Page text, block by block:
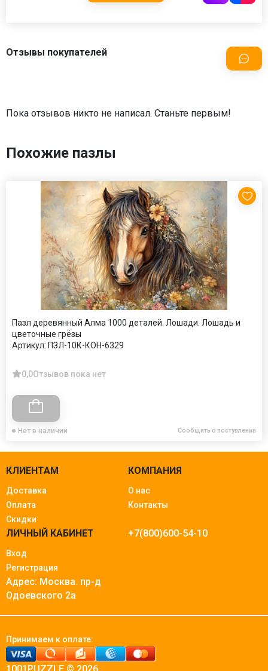
Отзывы покупателей
Пока отзывов никто не написал. Станьте первым!
Похожие пазлы
Пазл деревянный Алма 1000 деталей. Лошади. Лошадь и
цветочные грёзы
Артикул: ПЗЛ-10К-КОН-6329
0,0Отзывов пока нет
Нет в наличии Сообщить о поступлении
КЛИЕНТАМ
Доставка
Оплата
Скидки
КОМПАНИЯ
О нас
Контакты
ЛИЧНЫЙ КАБИНЕТ
Вход
Регистрация
+7(800)600-54-10
Адрес: Москва. пр-д
Одоевского 2а
Принимаем к оплате: